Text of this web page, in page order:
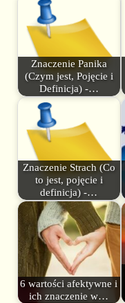
Znaczenie Panika
(Czym jest, Pojęcie i
Definicja) -…
Znaczenie Strach (Co
to jest, pojęcie i
definicja) -…
6 wartości afektywne i
ich znaczenie w…